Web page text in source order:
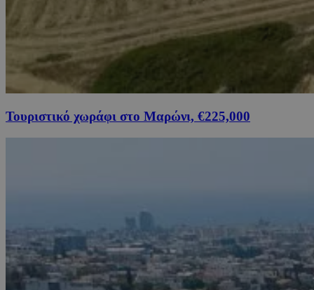
Τουριστικό χωράφι στο Μαρώνι, €225,000